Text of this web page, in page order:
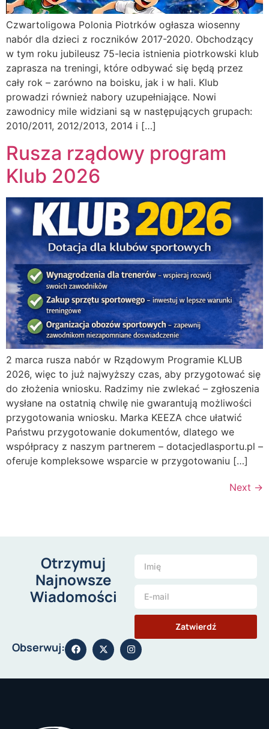
Czwartoligowa Polonia Piotrków ogłasza wiosenny
nabór dla dzieci z roczników 2017-2020. Obchodzący
w tym roku jubileusz 75-lecia istnienia piotrkowski klub
zaprasza na treningi, które odbywać się będą przez
cały rok – zarówno na boisku, jak i w hali. Klub
prowadzi również nabory uzupełniające. Nowi
zawodnicy mile widziani są w następujących grupach:
2010/2011, 2012/2013, 2014 i […]
Rusza rządowy program
Klub 2026
2 marca rusza nabór w Rządowym Programie KLUB
2026, więc to już najwyższy czas, aby przygotować się
do złożenia wniosku. Radzimy nie zwlekać – zgłoszenia
wysłane na ostatnią chwilę nie gwarantują możliwości
przygotowania wniosku. Marka KEEZA chce ułatwić
Państwu przygotowanie dokumentów, dlatego we
współpracy z naszym partnerem – dotacjedlasportu.pl –
oferuje kompleksowe wsparcie w przygotowaniu […]
Next →
Otrzymuj
Najnowsze
Wiadomości
Zatwierdź
Obserwuj: